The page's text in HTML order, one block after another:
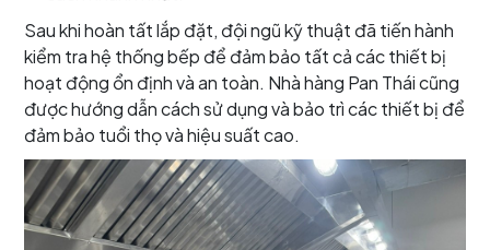
Sau khi hoàn tất lắp đặt, đội ngũ kỹ thuật đã tiến hành
kiểm tra hệ thống bếp để đảm bảo tất cả các thiết bị
hoạt động ổn định và an toàn. Nhà hàng Pan Thái cũng
được hướng dẫn cách sử dụng và bảo trì các thiết bị để
đảm bảo tuổi thọ và hiệu suất cao.